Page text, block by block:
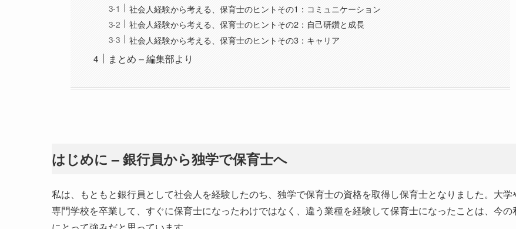
社会人経験から考える、保育士のヒントその1：コミュニケーション
社会人経験から考える、保育士のヒントその2：自己研鑽と成長
社会人経験から考える、保育士のヒントその3：キャリア
まとめ – 編集部より
はじめに – 銀行員から独学で保育士へ
私は、もともと銀行員として社会人を経験したのち、独学で保育士の資格を取得し保育士となりました。大学
専門学校を卒業して、すぐに保育士になったわけではなく、違う業種を経験して保育士になったことは、今の